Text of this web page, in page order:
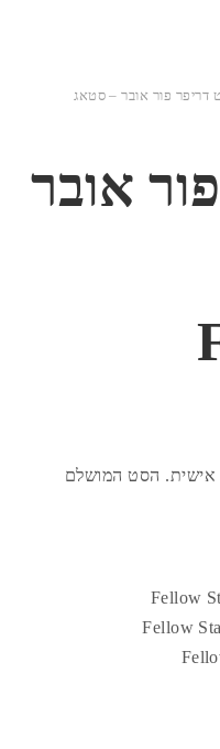
פור אובר – סטאג
אובר
אישית. הסט המושלם
Fellow
Fellow